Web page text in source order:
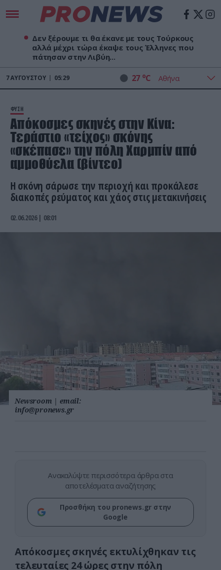
Δεν ξέρουμε τι θα έκανε με τους Τούρκους
αλλά μέχρι τώρα έκαψε τους Έλληνες που
πάτησαν στην Λιβύη...
7ΑΥΓΟΎΣΤΟΥ 05:29 27 oC
ΦΥΣΗ
Απόκοσμες σκηνές στην Κίνα:
Τεράστιο «τείχος» σκόνης
«σκέπασε» την πόλη Χαρμπίν από
αμμοθύελα (βίντεο)
Η σκόνη σάρωσε την περιοχή και προκάλεσε
διακοπές ρεύματος και χάος στις μετακινήσεις
02.06.2026 | 08:01
Newsroom | email:
info@pronews.gr
Ανακαλύψτε περισσότερα άρθρα στα
αποτελέσματα αναζήτησης
Προσθήκη του pronews.gr στην
Google
Απόκοσμες σκηνές εκτυλίχθηκαν τις
τελευταίες 24 ώρες στην πόλη